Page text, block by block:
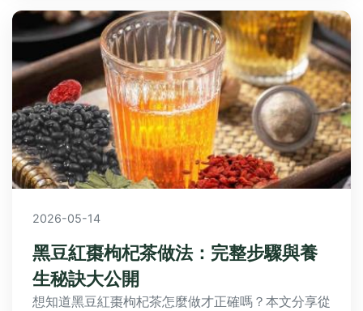
2026-05-14
黑豆紅棗枸杞茶做法：完整步驟與養
生秘訣大公開
想知道黑豆紅棗枸杞茶怎麼做才正確嗎？本文分享從